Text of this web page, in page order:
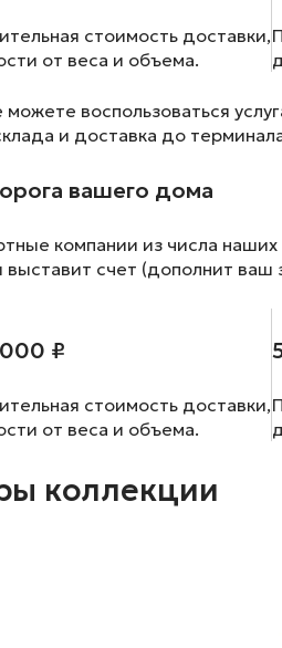
стоимость доставки,
от веса и объема.
можете воспользоваться
и доставка до
вашего дома
компании из числа
выставит счет (дополнит
₽
стоимость доставки,
от веса и объема.
коллекции